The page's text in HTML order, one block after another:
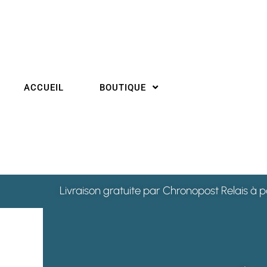
ACCUEIL BOUTIQUE
Livraison gratuite par Chronopost Relais à